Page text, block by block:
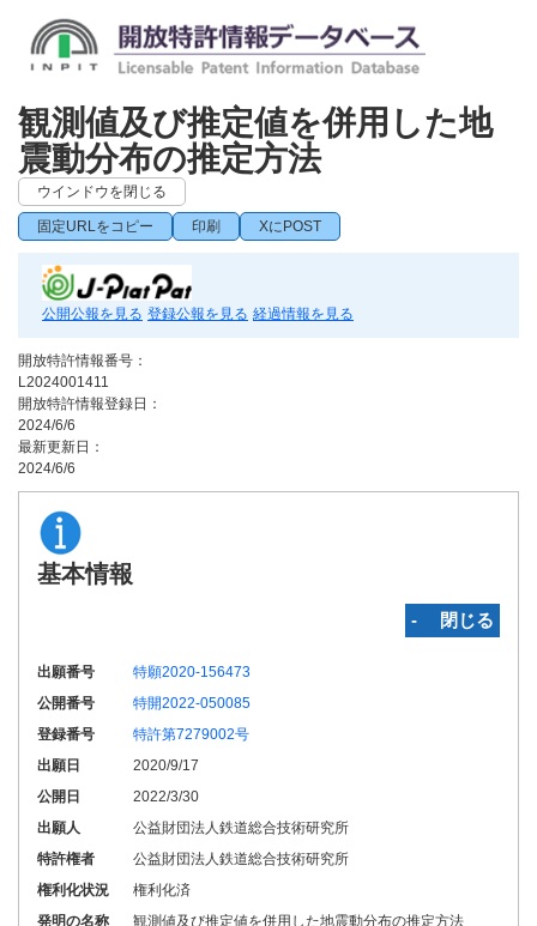
観測値及び推定値を併用した地
震動分布の推定方法
ウインドウを閉じる
固定URLをコピー 印刷 XにPOST
公開公報を見る 登録公報を見る 経過情報を見る
開放特許情報番号：
L2024001411
開放特許情報登録日：
2024/6/6
最新更新日：
2024/6/6
基本情報
‐ 閉じる
出願番号
特願2020-156473
公開番号
特開2022-050085
登録番号
特許第7279002号
出願日
2020/9/17
公開日
2022/3/30
出願人
公益財団法人鉄道総合技術研究所
特許権者
公益財団法人鉄道総合技術研究所
権利化状況
権利化済
発明の名称
観測値及び推定値を併用した地震動分布の推定方法